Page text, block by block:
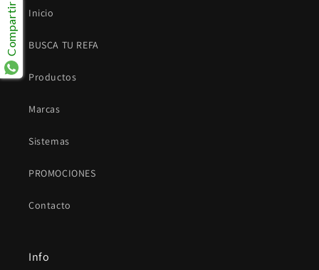
Inicio
BUSCA TU REFA
Productos
Marcas
Sistemas
PROMOCIONES
Contacto
Info
Compartir